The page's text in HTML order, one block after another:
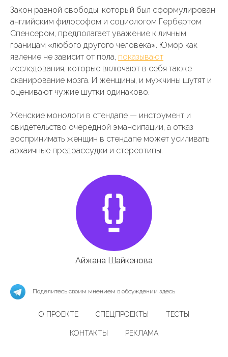
Закон равной свободы, который был сформулирован
английским философом и социологом Гербертом
Спенсером, предполагает уважение к личным
границам «любого другого человека». Юмор как
явление не зависит от пола, показывают
исследования, которые включают в себя также
сканирование мозга. И женщины, и мужчины шутят и
оценивают чужие шутки одинаково.
Женские монологи в стендапе — инструмент и
свидетельство очередной эмансипации, а отказ
воспринимать женщин в стендапе может усиливать
архаичные предрассудки и стереотипы.
Айжана Шайкенова
Поделитесь своим мнением в обсуждении здесь
О ПРОЕКТЕ СПЕЦПРОЕКТЫ ТЕСТЫ
КОНТАКТЫ РЕКЛАМА